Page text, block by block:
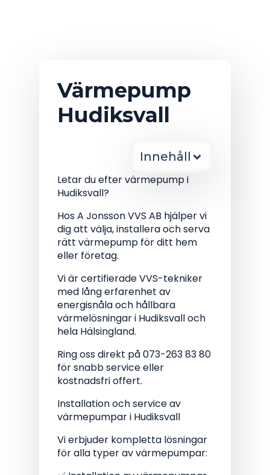
Värmepump
Hudiksvall
Innehåll
Letar du efter värmepump i
Hudiksvall?
Hos A Jonsson VVS AB hjälper vi
dig att välja, installera och serva
rätt värmepump för ditt hem
eller företag.
Vi är certifierade VVS-tekniker
med lång erfarenhet av
energisnåla och hållbara
värmelösningar i Hudiksvall och
hela Hälsingland.
Ring oss direkt på 073-263 83 80
för snabb service eller
kostnadsfri offert.
Installation och service av
värmepumpar i Hudiksvall
Vi erbjuder kompletta lösningar
för alla typer av värmepumpar: